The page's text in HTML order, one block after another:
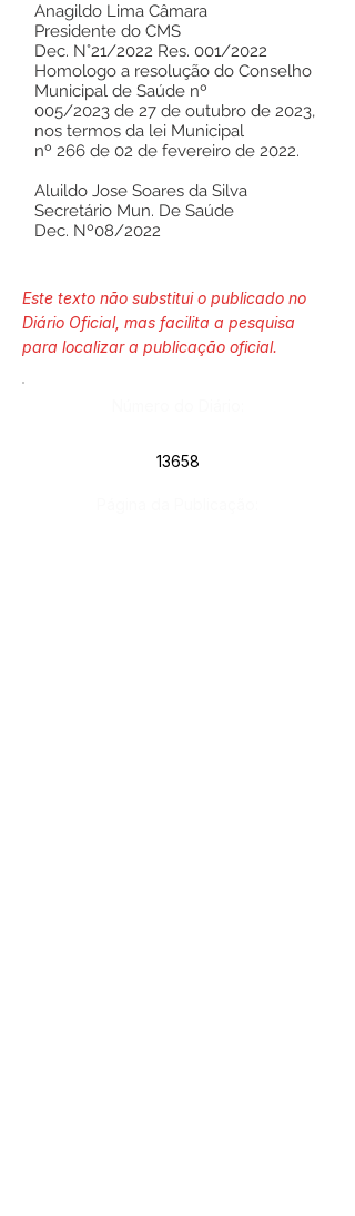
Anagildo Lima Câmara
Presidente do CMS
Dec. N°21/2022 Res. 001/2022
Homologo a resolução do Conselho
Municipal de Saúde nº
005/2023 de 27 de outubro de 2023,
nos termos da lei Municipal
nº 266 de 02 de fevereiro de 2022.
Aluildo Jose Soares da Silva
Secretário Mun. De Saúde
Dec. Nº08/2022
Este texto não substitui o publicado no
Diário Oficial, mas facilita a pesquisa
para localizar a publicação oficial.
13658